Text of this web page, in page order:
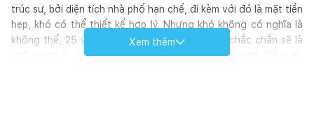
trúc sư, bởi diện tích nhà phố hạn chế, đi kèm với đó là mặt tiền
hẹp, khó có thể thiết kế hợp lý. Nhưng khó không có nghĩa là
không thể, 25 ý tưởng thiết kế gara dưới đây chắc chắn sẽ là
những gợi ý vô cùng hữu ích cho những căn nhà phố. Nếu mặt
Xem thêm